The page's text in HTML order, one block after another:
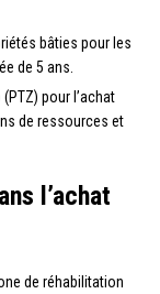
bâties pour les
de 5 ans.
(PTZ) pour l’achat
de ressources et
l’achat
de réhabilitation